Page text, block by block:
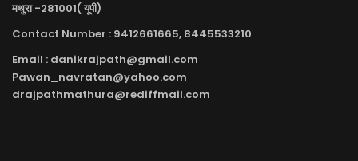
मथुरा -281001( यूपी)
Contact Number : 9412661665, 8445533210
Email : danikrajpath@gmail.com
Pawan_navratan@yahoo.com
drajpathmathura@rediffmail.com